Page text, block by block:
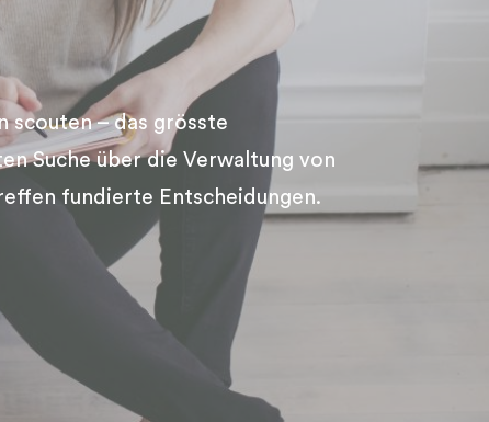
scouten – das grösste
Suche über die Verwaltung von
fundierte Entscheidungen.